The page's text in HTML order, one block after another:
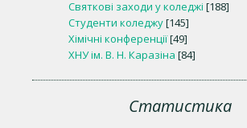
Святкові заходи у коледжі [188]
Студенти коледжу[145]
Хімічні конференції[49]
ХНУ ім. В. Н. Каразіна [84]
Статистика